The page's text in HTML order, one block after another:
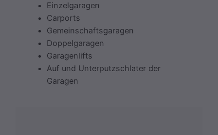
Einzelgaragen
Carports
Gemeinschaftsgaragen
Doppelgaragen
Garagenlifts
Auf und Unterputzschlater der
Garagen